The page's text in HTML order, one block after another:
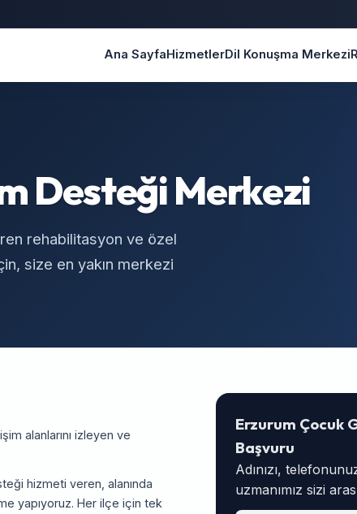
Ana SayfaHizmetlerDil Konuşma Merkezi
Desteği Merkezi
rehabilitasyon ve özel
size en yakın merkezi
alanlarını izleyen ve
hizmeti veren, alanında
yapıyoruz. Her ilçe için tek
Erzurum Çocuk
Başvuru
Adınızı,
uzmanımız sizi